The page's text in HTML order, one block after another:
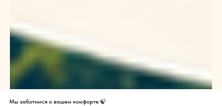
Мы заботимся о вашем комфорте 🍃